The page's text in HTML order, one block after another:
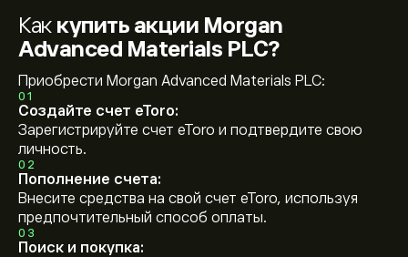
Как купить акции Morgan
Advanced Materials PLC?
Приобрести Morgan Advanced Materials PLC:
01
Создайте счет eToro:
Зарегистрируйте счет eToro и подтвердите свою
личность.
02
Пополнение счета:
Внесите средства на свой счет eToro, используя
предпочтительный способ оплаты.
03
Поиск и покупка: